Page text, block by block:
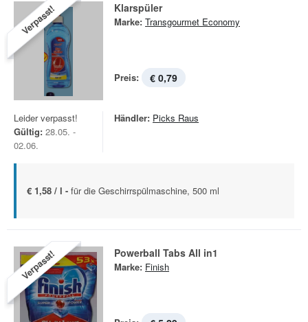
Verpasst! Klarspüler
Marke: Transgourmet Economy
Preis: € 0,79
Leider verpasst!
Gültig: 28.05. -
02.06.
Händler: Picks Raus
€ 1,58 / l - für die Geschirrspülmaschine, 500 ml
Verpasst! Powerball Tabs All in1
Marke: Finish